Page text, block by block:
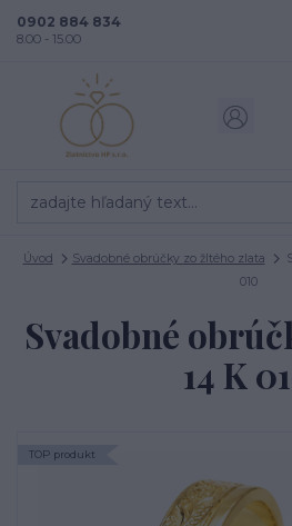
0902 884 834
8.00 - 15.00
Úvod Svadobné obrúčky zo žltého zlata
010
Svadobné
14 K
TOP produkt